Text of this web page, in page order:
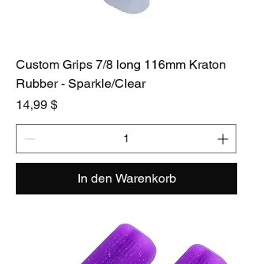
Custom Grips 7/8 long 116mm Kraton
Rubber - Sparkle/Clear
Preis
14,99 $
In den Warenkorb